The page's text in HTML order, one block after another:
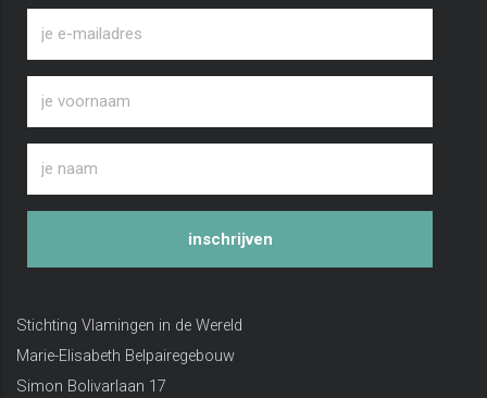
inschrijven
Stichting Vlamingen in de Wereld
Marie-Elisabeth Belpairegebouw
Simon Bolivarlaan 17